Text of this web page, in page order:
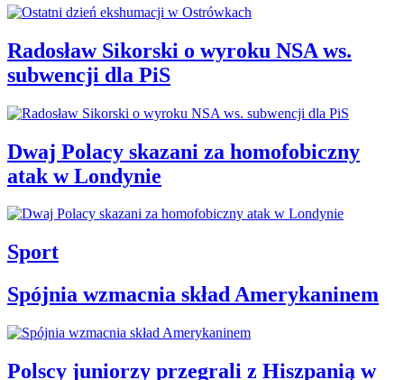
Radosław Sikorski o wyroku NSA ws.
subwencji dla PiS
Dwaj Polacy skazani za homofobiczny
atak w Londynie
Sport
Spójnia wzmacnia skład Amerykaninem
Polscy juniorzy przegrali z Hiszpanią w